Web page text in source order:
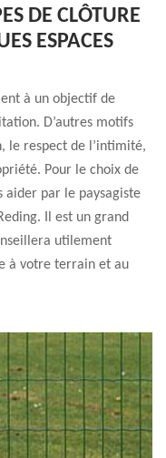
DE CLÔTURE
ESPACES
à un objectif de
D’autres motifs
le respect de l’intimité,
Pour le choix de
aider par le paysagiste
Il est un grand
utilement
à votre terrain et au